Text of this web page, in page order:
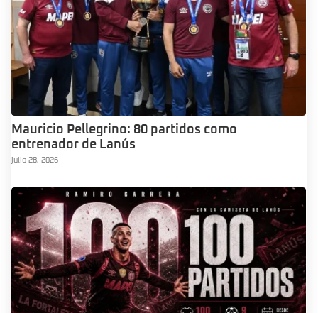
Mauricio Pellegrino: 80 partidos como
entrenador de Lanús
julio 28, 2026